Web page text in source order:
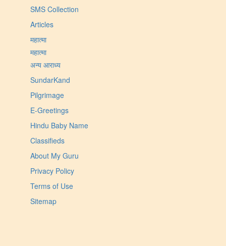
SMS Collection
Articles
महात्मा
महात्मा
अन्य आराध्य
SundarKand
Pilgrimage
E-Greetings
Hindu Baby Name
Classifieds
About My Guru
Privacy Policy
Terms of Use
Sitemap